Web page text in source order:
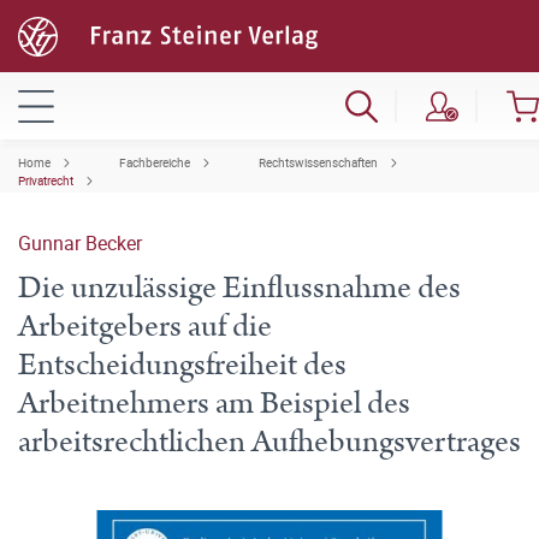
Home Fachbereiche
Rechtswissenschaften
Privatrecht
Gunnar Becker
Die unzulässige Einflussnahme des
Arbeitgebers auf die
Entscheidungsfreiheit des
Arbeitnehmers am Beispiel des
arbeitsrechtlichen Aufhebungsvertrages